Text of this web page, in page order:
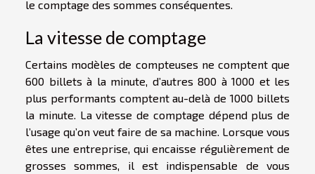
le comptage des sommes conséquentes.
La vitesse de comptage
Certains modèles de compteuses ne comptent que
600 billets à la minute, d’autres 800 à 1000 et les
plus performants comptent au-delà de 1000 billets
la minute. La vitesse de comptage dépend plus de
l’usage qu’on veut faire de sa machine. Lorsque vous
êtes une entreprise, qui encaisse régulièrement de
grosses sommes, il est indispensable de vous